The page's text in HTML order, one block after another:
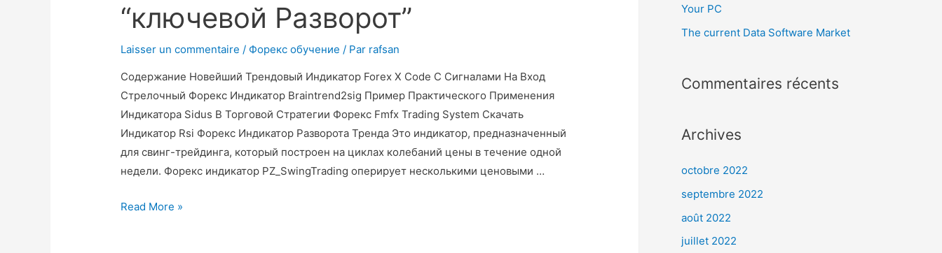
“ключевой Разворот”
Laisser un commentaire / Форекс обучение / Par rafsan
Содержание Новейший Трендовый Индикатор Forex X Code С Сигналами На Вход
Стрелочный Форекс Индикатор Braintrend2sig Пример Практического Применения
Индикатора Sidus В Торговой Стратегии Форекс Fmfx Trading System Скачать
Индикатор Rsi Форекс Индикатор Разворота Тренда Это индикатор, предназначенный
для свинг-трейдинга, который построен на циклах колебаний цены в течение одной
недели. Форекс индикатор PZ_SwingTrading оперирует несколькими ценовыми …
Read More »
Your PC
The current Data Software Market
Commentaires récents
Archives
octobre 2022
septembre 2022
août 2022
juillet 2022